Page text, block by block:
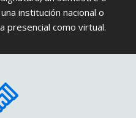
institución nacional o
presencial como virtual.